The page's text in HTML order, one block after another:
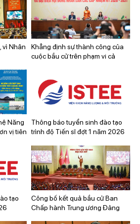
vì Nhân
Khẳng định sự thành công của
cuộc bầu cử trên phạm vi cả
Năng
vị tiên
biển
Thông báo tuyển sinh đào tạo
trình độ Tiến sĩ đợt 1 năm 2026
tạo
Công bố kết quả bầu cử Ban
Chấp hành Trung ương Đảng